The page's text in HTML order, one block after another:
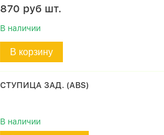
870 руб шт.
В наличии
В корзину
СТУПИЦА ЗАД. (ABS)
В наличии